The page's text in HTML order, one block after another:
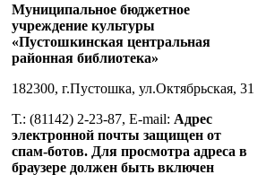
Муниципальное бюджетное
учреждение культуры
«Пустошкинская центральная
районная библиотека»
182300, г.Пустошка, ул.Октябрьская, 31
Т.: (81142) 2-23-87, E-mail: Адрес
электронной почты защищен от
спам-ботов. Для просмотра адреса в
браузере должен быть включен